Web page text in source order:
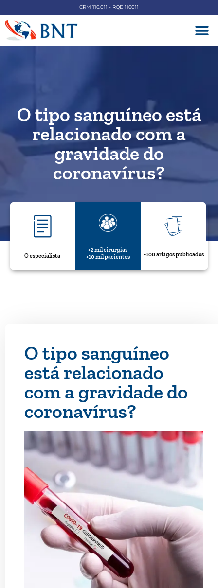
CRM 116.011 - RQE 116011
O tipo sanguíneo está
relacionado com a
gravidade do
coronavírus?
O especialista
+2 mil cirurgias
+10 mil pacientes
+100 artigos publicados
O tipo sanguíneo
está relacionado
com a gravidade do
coronavírus?